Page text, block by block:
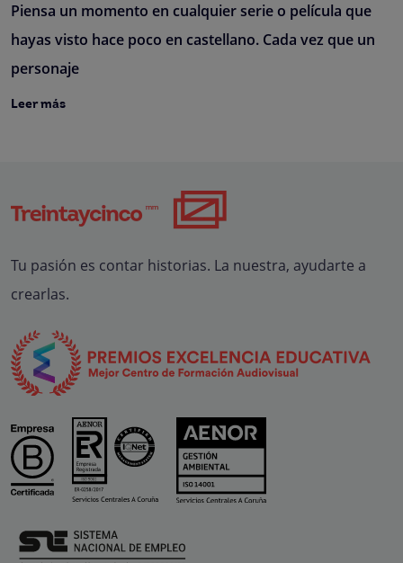
Piensa un momento en cualquier serie o película que
hayas visto hace poco en castellano. Cada vez que un
personaje
Leer más
Tu pasión es contar historias. La nuestra, ayudarte a
crearlas.